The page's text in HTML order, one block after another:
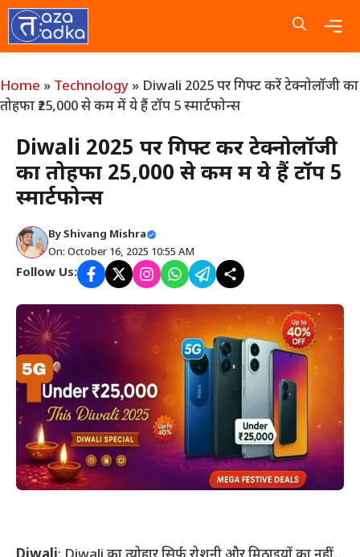
Skip
to
content
Home » Technology » Diwali 2025 पर गिफ्ट करें टेक्नोलॉजी का
तोहफा ₹25,000 से कम में ये हैं टॉप 5 स्मार्टफोन्स
Diwali 2025 पर गिफ्ट करें टेक्नोलॉजी
का तोहफा ₹25,000 से कम में ये हैं टॉप 5
स्मार्टफोन्स
ByShivang Mishra
On: October 16, 2025 10:55 AM
Follow Us: